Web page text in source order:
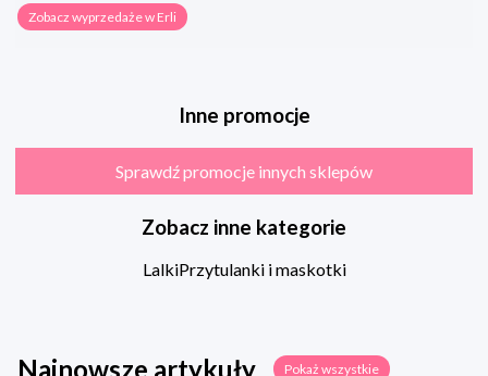
Zobacz wyprzedaże w Erli
Inne promocje
Sprawdź promocje innych sklepów
Zobacz inne kategorie
LalkiPrzytulanki i maskotki
Najnowsze artykuły Pokaż wszystkie